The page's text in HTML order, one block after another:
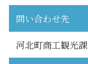
問い合わせ先
河北町商工観光課